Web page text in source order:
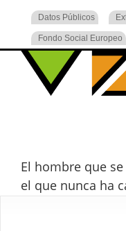
Datos Públicos
Fondo Social Europeo
El hombre que
el que nunca ha